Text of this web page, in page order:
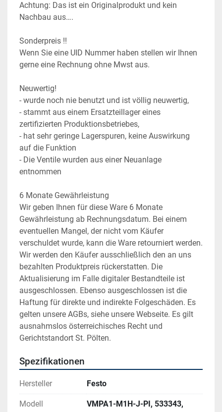
Achtung: Das ist ein Originalprodukt und kein
Nachbau aus….
Sonderpreis !!
Wenn Sie eine UID Nummer haben stellen wir Ihnen
gerne eine Rechnung ohne Mwst aus.
Neuwertig!
- wurde noch nie benutzt und ist völlig neuwertig,
- stammt aus einem Ersatzteillager eines
zertifizierten Produktionsbetriebes,
- hat sehr geringe Lagerspuren, keine Auswirkung
auf die Funktion
- Die Ventile wurden aus einer Neuanlage
entnommen
6 Monate Gewährleistung
Wir geben Ihnen für diese Ware 6 Monate
Gewährleistung ab Rechnungsdatum. Bei einem
eventuellen Mangel, der nicht vom Käufer
verschuldet wurde, kann die Ware retourniert werden.
Wir werden den Käufer ausschließlich den an uns
bezahlten Produktpreis rückerstatten. Die
Aktualisierung im Falle digitaler Bestandteile ist
ausgeschlossen. Ebenso ausgeschlossen ist die
Haftung für direkte und indirekte Folgeschäden. Es
gelten unsere AGBs, siehe unsere Webseite. Es gilt
ausnahmslos österreichisches Recht und
Gerichtstandort St. Pölten.
Spezifikationen
Hersteller Festo
Modell VMPA1-M1H-J-PI, 533343,